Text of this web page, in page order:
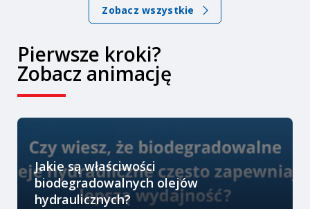
Zobacz wszystkie
Pierwsze kroki?
Zobacz animację
Jakie są właściwości
biodegradowalnych olejów
hydraulicznych?